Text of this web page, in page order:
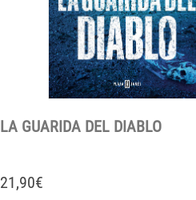
LA GUARIDA DEL DIABLO
21,90€